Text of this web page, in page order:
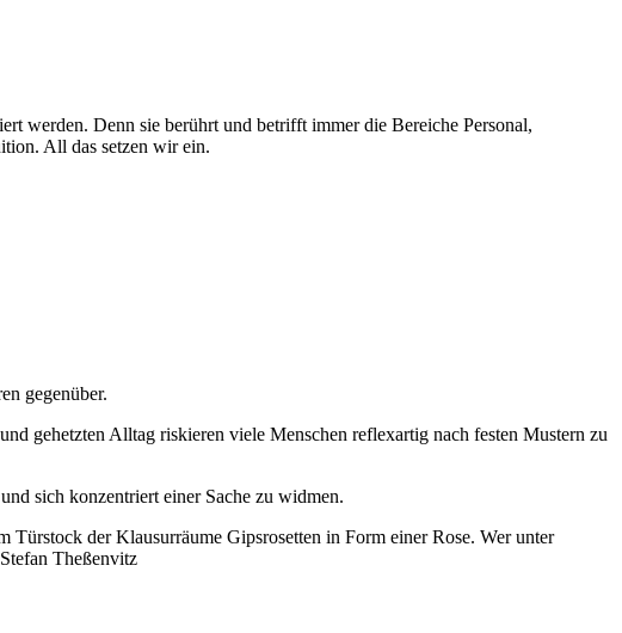
werden. Denn sie berührt und betrifft immer die Bereiche Personal,
All das setzen wir ein.
gegenüber.
gehetzten Alltag riskieren viele Menschen reflexartig nach festen Mustern zu
sich konzentriert einer Sache zu widmen.
der Klausurräume Gipsrosetten in Form einer Rose. Wer unter
Theßenvitz